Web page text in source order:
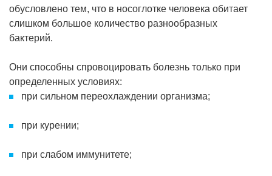
обусловлено тем, что в носоглотке человека обитает
слишком большое количество разнообразных
бактерий.
Они способны спровоцировать болезнь только при
определенных условиях:
при сильном переохлаждении организма;
при курении;
при слабом иммунитете;